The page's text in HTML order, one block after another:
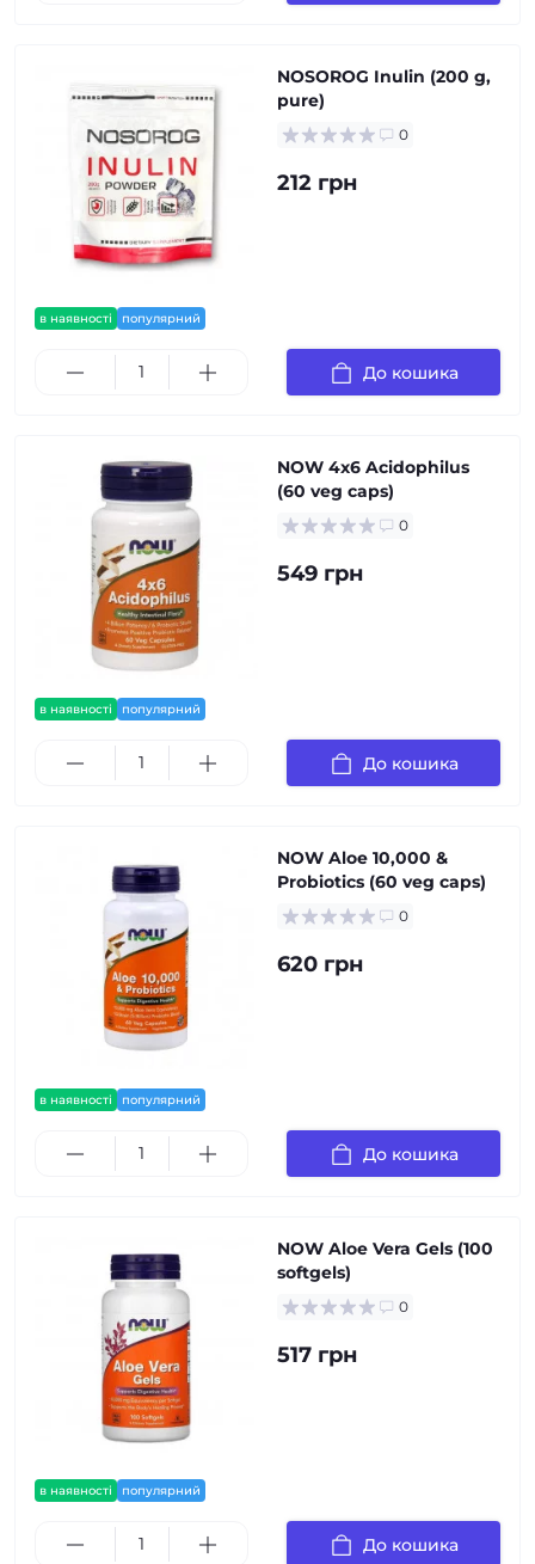
в наявності популярний
NOSOROG Inulin (200 g,
pure)
0
212 грн
До кошика
в наявності популярний
NOW 4x6 Acidophilus
(60 veg caps)
0
549 грн
До кошика
в наявності популярний
NOW Aloe 10,000 &
Probiotics (60 veg caps)
0
620 грн
До кошика
в наявності популярний
NOW Aloe Vera Gels (100
softgels)
0
517 грн
До кошика